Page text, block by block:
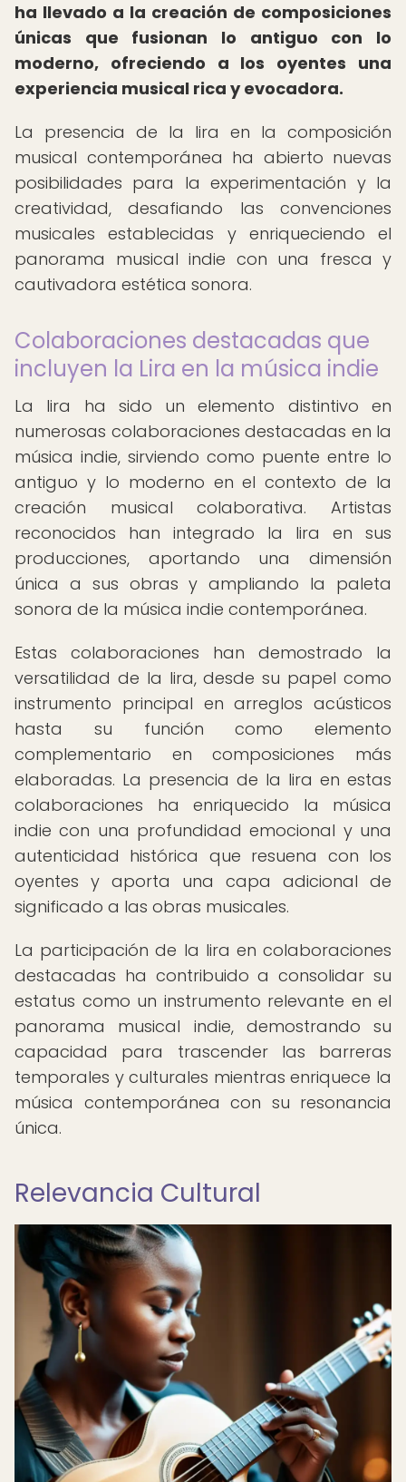
ha llevado a la creación de composiciones
únicas que fusionan lo antiguo con lo
moderno, ofreciendo a los oyentes una
experiencia musical rica y evocadora.
La presencia de la lira en la composición
musical contemporánea ha abierto nuevas
posibilidades para la experimentación y la
creatividad, desafiando las convenciones
musicales establecidas y enriqueciendo el
panorama musical indie con una fresca y
cautivadora estética sonora.
Colaboraciones destacadas que
incluyen la Lira en la música indie
La lira ha sido un elemento distintivo en
numerosas colaboraciones destacadas en la
música indie, sirviendo como puente entre lo
antiguo y lo moderno en el contexto de la
creación musical colaborativa. Artistas
reconocidos han integrado la lira en sus
producciones, aportando una dimensión
única a sus obras y ampliando la paleta
sonora de la música indie contemporánea.
Estas colaboraciones han demostrado la
versatilidad de la lira, desde su papel como
instrumento principal en arreglos acústicos
hasta su función como elemento
complementario en composiciones más
elaboradas. La presencia de la lira en estas
colaboraciones ha enriquecido la música
indie con una profundidad emocional y una
autenticidad histórica que resuena con los
oyentes y aporta una capa adicional de
significado a las obras musicales.
La participación de la lira en colaboraciones
destacadas ha contribuido a consolidar su
estatus como un instrumento relevante en el
panorama musical indie, demostrando su
capacidad para trascender las barreras
temporales y culturales mientras enriquece la
música contemporánea con su resonancia
única.
Relevancia Cultural